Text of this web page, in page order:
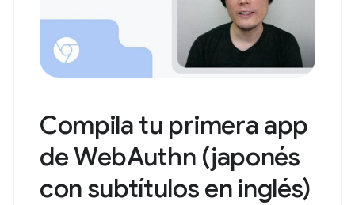
Compila tu primera app
de WebAuthn (japonés
con subtítulos en inglés)